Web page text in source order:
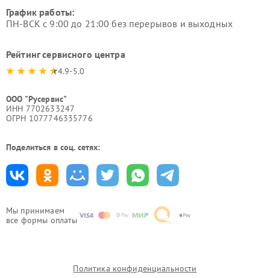
Мы принимаем
все формы оплаты
График работы:
ПН-ВСК с 9:00 до 21:00 без перерывов и выходных
Рейтинг сервисного центра
4.9-5.0
ООО "Русервис"
ИНН 7702633247
ОГРН 1077746335776
Поделиться в соц. сетях:
Политика конфиденциальности